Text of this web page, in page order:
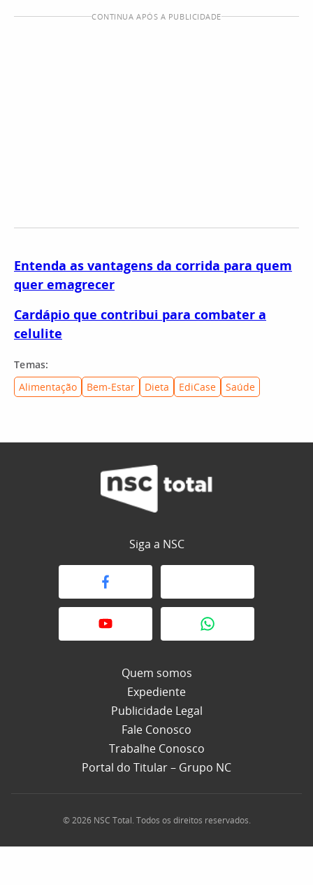
CONTINUA APÓS A PUBLICIDADE
Entenda as vantagens da corrida para quem
quer emagrecer
Cardápio que contribui para combater a
celulite
Temas:
Alimentação
Bem-Estar Dieta EdiCase Saúde
Siga a NSC
Quem somos
Expediente
Publicidade Legal
Fale Conosco
Trabalhe Conosco
Portal do Titular – Grupo NC
© 2026 NSC Total. Todos os direitos reservados.